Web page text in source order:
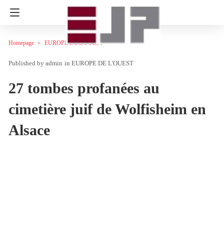
Homepage EUROPE DE L'OUEST
admin in EUROPE DE L'OUEST
27 tombes profanées au
cimetière juif de Wolfisheim en
Alsace